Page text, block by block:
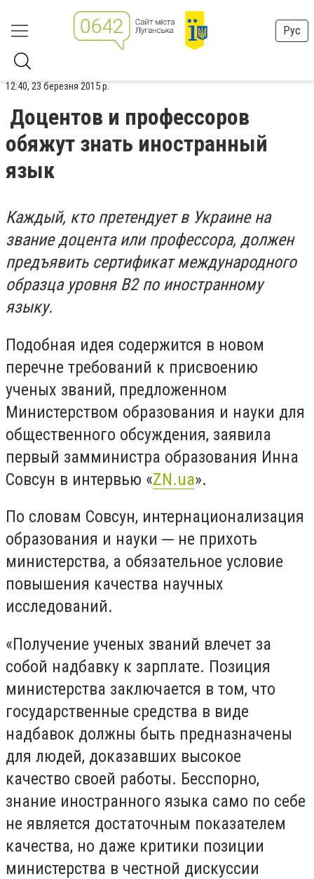
Рус
12:40, 23 березня 2015 р.
Доцентов и профессоров
обяжут знать иностранный
язык
Каждый, кто претендует в Украине на
звание доцента или профессора, должен
предъявить сертификат международного
образца уровня В2 по иностранному
языку.
Подобная идея содержится в новом
перечне требований к присвоению
ученых званий, предложенном
Министерством образования и науки для
общественного обсуждения, заявила
первый замминистра образования Инна
Совсун в интервью «ZN.ua».
По словам Совсун, интернационализация
образования и науки ─ не прихоть
министерства, а обязательное условие
повышения качества научных
исследований.
«Получение ученых званий влечет за
собой надбавку к зарплате. Позиция
министерства заключается в том, что
государственные средства в виде
надбавок должны быть предназначены
для людей, доказавших высокое
качество своей работы. Бесспорно,
знание иностранного языка само по себе
не является достаточным показателем
качества, но даже критики позиции
министерства в честной дискуссии